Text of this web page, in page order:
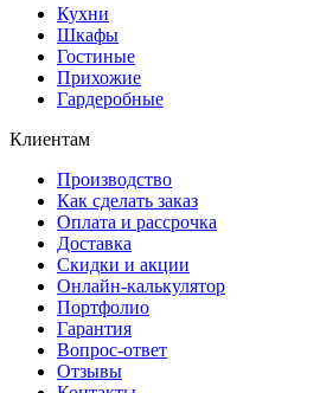
Кухни
Шкафы
Гостиные
Прихожие
Гардеробные
Клиентам
Производство
Как сделать заказ
Оплата и рассрочка
Доставка
Скидки и акции
Онлайн-калькулятор
Портфолио
Гарантия
Вопрос-ответ
Отзывы